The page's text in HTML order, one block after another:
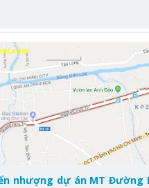
nhượng dự án MT Đường